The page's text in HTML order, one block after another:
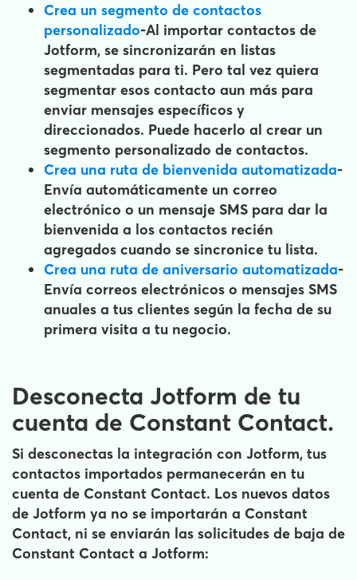
Crea un segmento de contactos
personalizado-Al importar contactos de
Jotform, se sincronizarán en listas
segmentadas para ti. Pero tal vez quiera
segmentar esos contacto aun más para
enviar mensajes específicos y
direccionados. Puede hacerlo al crear un
segmento personalizado de contactos.
Crea una ruta de bienvenida automatizada-
Envía automáticamente un correo
electrónico o un mensaje SMS para dar la
bienvenida a los contactos recién
agregados cuando se sincronice tu lista.
Crea una ruta de aniversario automatizada-
Envía correos electrónicos o mensajes SMS
anuales a tus clientes según la fecha de su
primera visita a tu negocio.
Desconecta Jotform de tu
cuenta de Constant Contact.
Si desconectas la integración con Jotform, tus
contactos importados permanecerán en tu
cuenta de Constant Contact. Los nuevos datos
de Jotform ya no se importarán a Constant
Contact, ni se enviarán las solicitudes de baja de
Constant Contact a Jotform: